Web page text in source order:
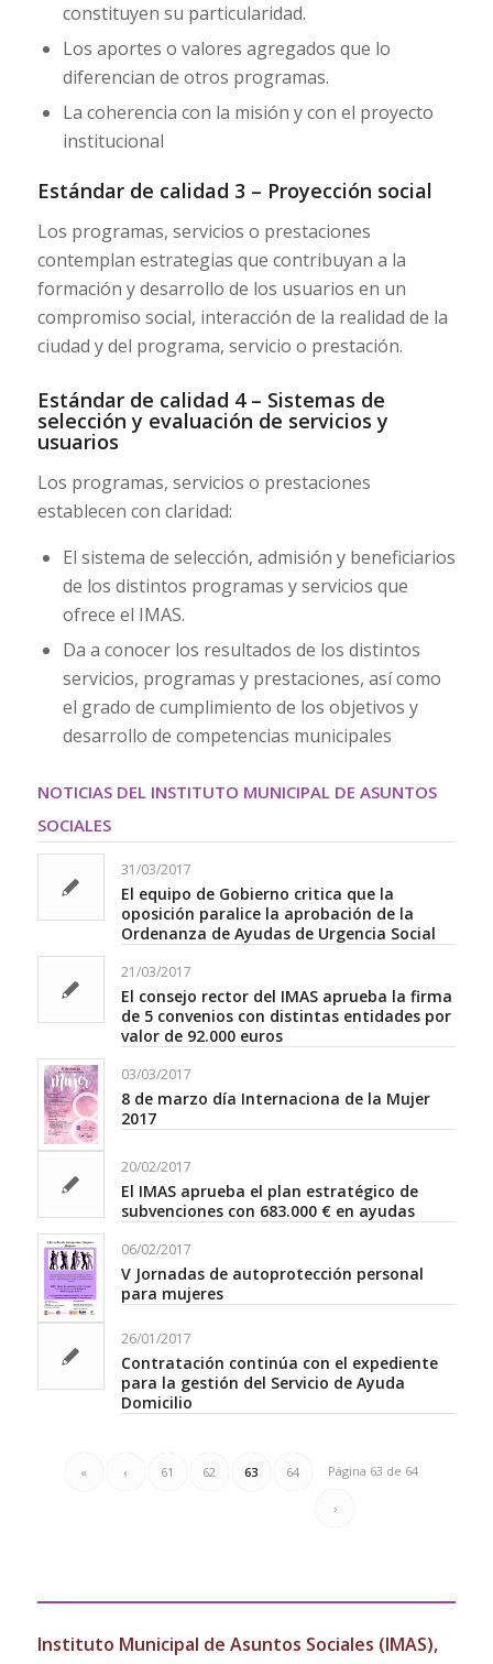
constituyen su particularidad.
Los aportes o valores agregados que lo
diferencian de otros programas.
La coherencia con la misión y con el proyecto
institucional
Estándar de calidad 3 – Proyección social
Los programas, servicios o prestaciones
contemplan estrategias que contribuyan a la
formación y desarrollo de los usuarios en un
compromiso social, interacción de la realidad de la
ciudad y del programa, servicio o prestación.
Estándar de calidad 4 – Sistemas de
selección y evaluación de servicios y
usuarios
Los programas, servicios o prestaciones
establecen con claridad:
El sistema de selección, admisión y beneficiarios
de los distintos programas y servicios que
ofrece el IMAS.
Da a conocer los resultados de los distintos
servicios, programas y prestaciones, así como
el grado de cumplimiento de los objetivos y
desarrollo de competencias municipales
NOTICIAS DEL INSTITUTO MUNICIPAL DE ASUNTOS
SOCIALES
31/03/2017
El equipo de Gobierno critica que la
oposición paralice la aprobación de la
Ordenanza de Ayudas de Urgencia Social
21/03/2017
El consejo rector del IMAS aprueba la firma
de 5 convenios con distintas entidades por
valor de 92.000 euros
03/03/2017
8 de marzo día Internaciona de la Mujer
2017
20/02/2017
El IMAS aprueba el plan estratégico de
subvenciones con 683.000 € en ayudas
06/02/2017
V Jornadas de autoprotección personal
para mujeres
26/01/2017
Contratación continúa con el expediente
para la gestión del Servicio de Ayuda
Domicilio
Página 63 de 64
« ‹ 61 62 63 64
›
Instituto Municipal de Asuntos Sociales (IMAS),